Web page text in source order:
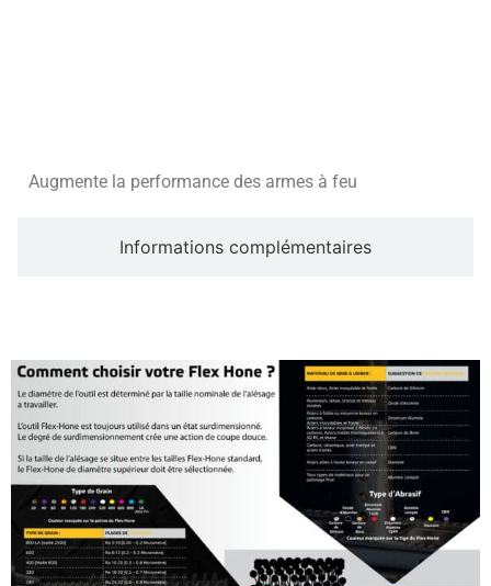
Informations complémentaires
Augmente la performance des armes à feu